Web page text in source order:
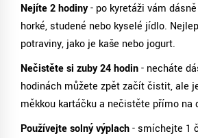
Nejíte 2 hodiny- po kyretáži vám
horké, studené nebo kyselé jídlo.
potraviny, jako je kaše nebo jogurt.
Nečistěte si zuby 24 hodin- necháte
hodinách můžete zpět začít čistit, ale
měkkou kartáčku a nečistěte přímo na
Používejte solný výplach- smíchejte 1